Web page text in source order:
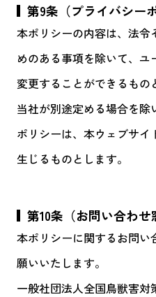
第9条（プライバシー
本ポリシーの内容は、法
めのある事項を除いて、ユ
変更することができるもの
当社が別途定める場合を
ポリシーは、本ウェブサ
生じるものとします。
第10条（お問い合わせ
本ポリシーに関するお問
願いいたします。
一般社団法人全国鳥獣害対